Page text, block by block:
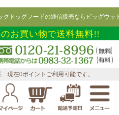
クドッグフードの通信販売ならビッグウッ
お買い物で送料無料!!
現在0ポイントご利用可能です。